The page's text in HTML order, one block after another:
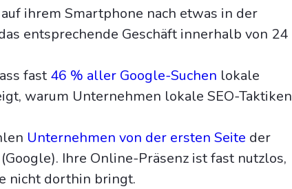
ihrem Smartphone nach etwas in der
entsprechende Geschäft innerhalb von 24
fast 46 % aller Google-Suchen lokale
warum Unternehmen lokale SEO-Taktiken
Unternehmen von der ersten Seite der
Ihre Online-Präsenz ist fast nutzlos,
nicht dorthin bringt.